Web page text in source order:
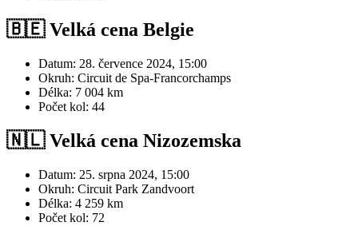
🇧🇪 Velká cena Belgie
Datum: 28. července 2024, 15:00
Okruh: Circuit de Spa-Francorchamps
Délka: 7 004 km
Počet kol: 44
🇳🇱 Velká cena Nizozemska
Datum: 25. srpna 2024, 15:00
Okruh: Circuit Park Zandvoort
Délka: 4 259 km
Počet kol: 72